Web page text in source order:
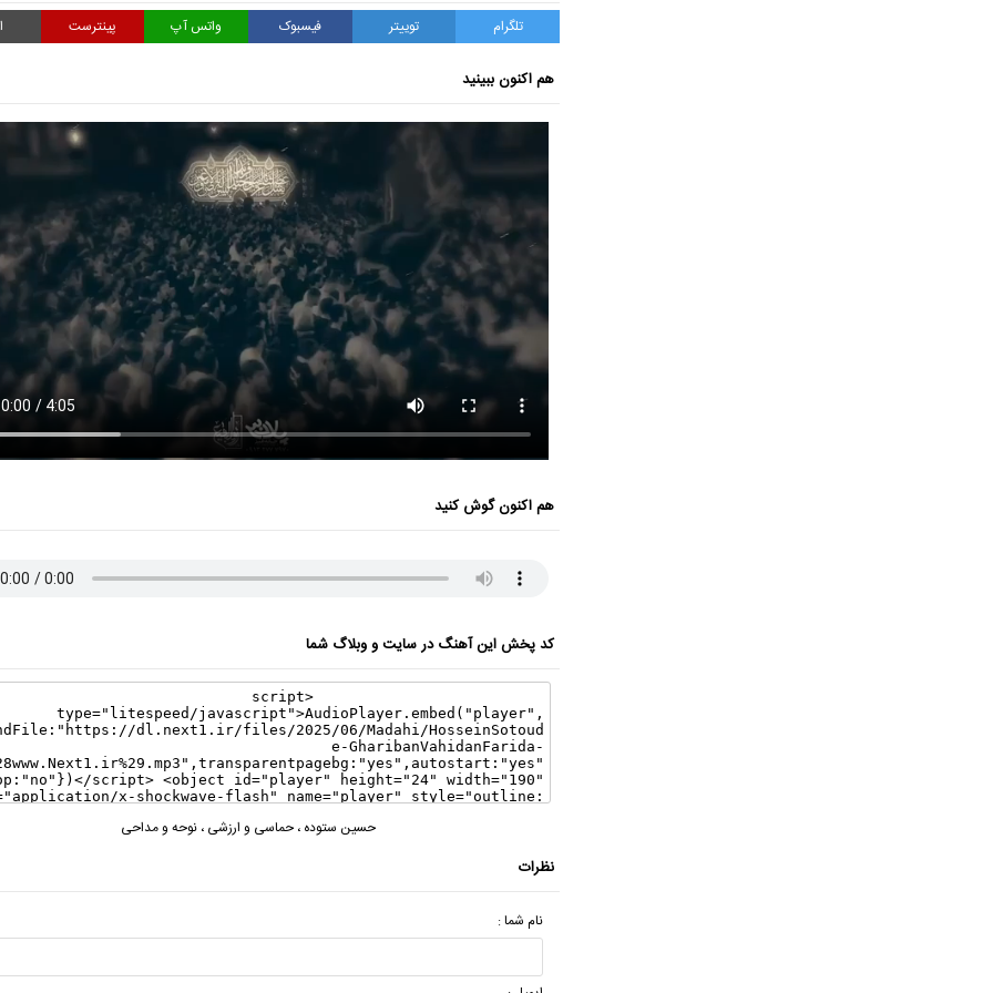
تلگرام توییتر فیسبوک واتس آپ پینترست
هم اکنون ببینید
هم اکنون گوش کنید
کد پخش این آهنگ در سایت و وبلاگ شما
حسین ستوده ، حماسی و ارزشی ، نوحه و مداحی
نظرات
نام شما :